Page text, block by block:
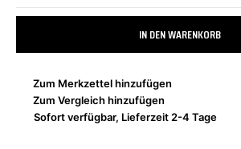
IN DEN WARENKORB
Zum Merkzettel hinzufügen
Zum Vergleich hinzufügen
Sofort verfügbar, Lieferzeit 2-4 Tage